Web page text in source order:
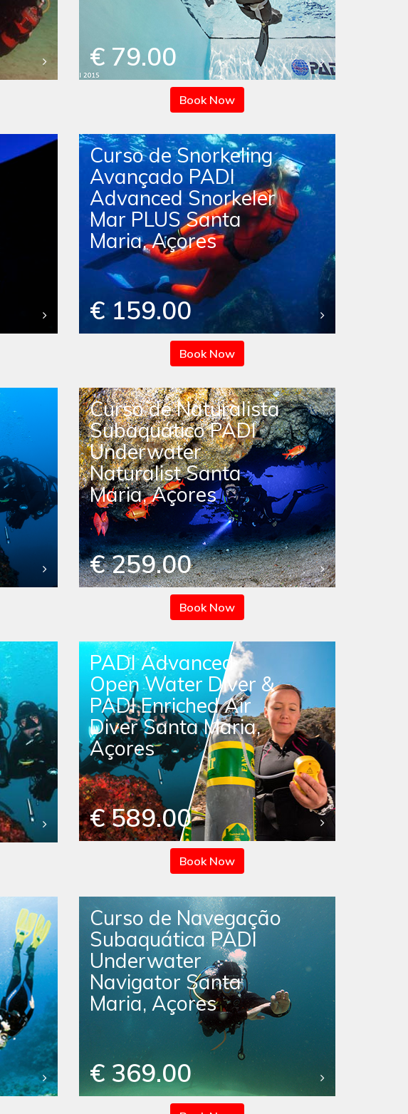
€ 79.00
Book Now
Curso de Snorkeling
Avançado PADI
Advanced Snorkeler
Mar PLUS Santa
Maria, Açores
€ 159.00
Book Now
Curso de Naturalista
Subaquático PADI
Underwater
Naturalist Santa
Maria, Açores
€ 259.00
Book Now
PADI Advanced
Open Water Diver &
PADI Enriched Air
Diver Santa Maria,
Açores
€ 589.00
Book Now
Curso de Navegação
Subaquática PADI
Underwater
Navigator Santa
Maria, Açores
€ 369.00